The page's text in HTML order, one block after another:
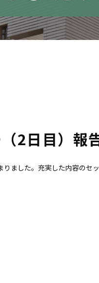
2日目）報
ました。充実した内容のセ